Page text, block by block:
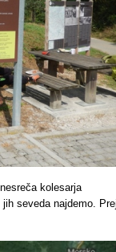
kolesarja
seveda najdemo.